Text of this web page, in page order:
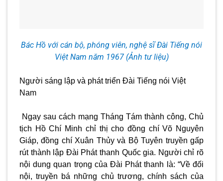
Bác Hồ với cán bộ, phóng viên, nghệ sĩĐài Tiếng nói
Việt Nam năm 1967 (Ảnh tư liệu)
Người sáng lập và phát triển Đài Tiếng nói Việt
Nam
Ngay sau cách mạng Tháng Tám thành công, Chủ
tịch Hồ Chí Minh chỉ thị cho đồng chí Võ Nguyên
Giáp, đồng chí Xuân Thủy và Bộ Tuyên truyền gấp
rút thành lập Đài Phát thanh Quốc gia. Người chỉ rõ
nội dung quan trọng của Đài Phát thanh là: “Về đối
nội, truyền bá những chủ trương, chính sách của